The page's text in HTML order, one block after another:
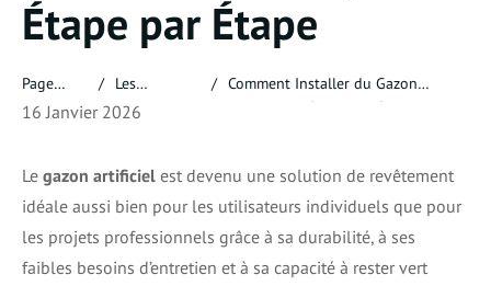
Étape par Étape
Page
Principale
Les
Informations
Comment Installer du Gazon
Artificiel ? | Étape par Étape
16 Janvier 2026
Le gazon artificiel est devenu une solution de revêtement
idéale aussi bien pour les utilisateurs individuels que pour
les projets professionnels grâce à sa durabilité, à ses
faibles besoins d’entretien et à sa capacité à rester vert